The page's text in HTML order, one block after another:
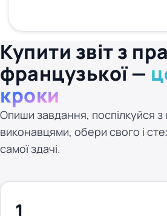
Купити звіт з
французької —
кроки
Опиши завдання, поспілкуйся з
виконавцями, обери свого і
самої здачі.